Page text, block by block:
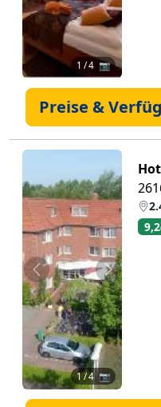
1 / 4 📷
Preise &
Zurück Weiter
1/ 4 📷
9,2